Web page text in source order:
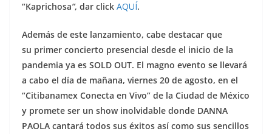
“Kaprichosa”, dar click AQUÍ.
Además de este lanzamiento, cabe destacar que
su primer concierto presencial desde el inicio de la
pandemia ya es SOLD OUT. El magno evento se llevará
a cabo el día de mañana, viernes 20 de agosto, en el
“Citibanamex Conecta en Vivo” de la Ciudad de México
y promete ser un show inolvidable donde DANNA
PAOLA cantará todos sus éxitos así como sus sencillos